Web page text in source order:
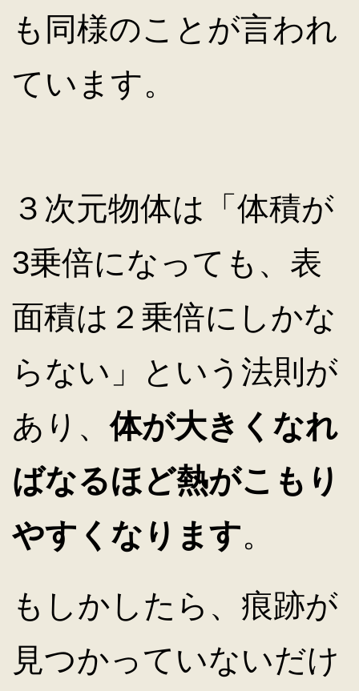
も同様のことが言われ
ています。
３次元物体は「体積が
3乗倍になっても、表
面積は２乗倍にしかな
らない」という法則が
あり、体が大きくなれ
ばなるほど熱がこもり
やすくなります。
もしかしたら、痕跡が
見つかっていないだけ